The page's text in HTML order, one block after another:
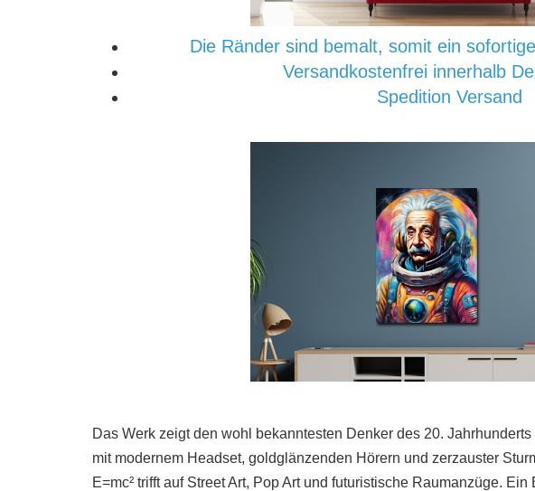
Die Ränder sind bemalt, somit ein
Versandkostenfrei innerhalb
Spedition Versand
Das Werk zeigt den wohl bekanntesten Denker des 20.
mit modernem Headset, goldglänzenden Hörern und zerzauster
E=mc² trifft auf Street Art, Pop Art und futuristische Raumanzüge.